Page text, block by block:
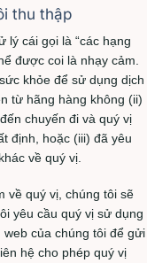
thu thập
lý cái gọi là “các hạng
được coi là nhạy cảm.
khỏe để sử dụng dịch
từ hãng hàng không (ii)
chuyến đi và quý vị
định, hoặc (iii) đã yêu
về quý vị.
về quý vị, chúng tôi sẽ
yêu cầu quý vị sử dụng
của chúng tôi để gửi
hệ cho phép quý vị